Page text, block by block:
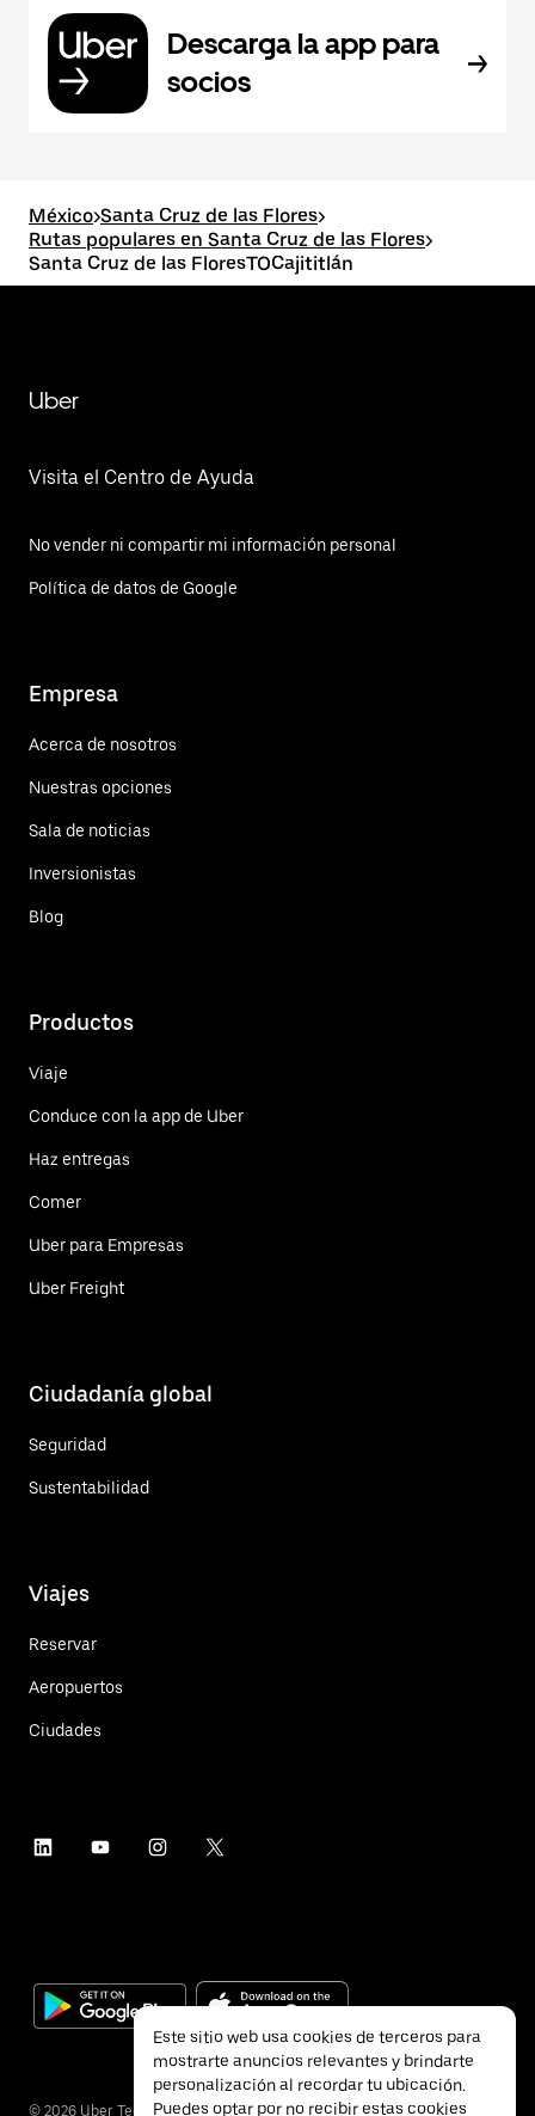
Descarga la app para
socios
México>Santa Cruz de las Flores>
Rutas populares en Santa Cruz de las Flores>
Santa Cruz de las FloresTOCajititlán
Uber
Visita el Centro de Ayuda
No vender ni compartir mi información personal
Política de datos de Google
Empresa
Acerca de nosotros
Nuestras opciones
Sala de noticias
Inversionistas
Blog
Productos
Viaje
Conduce con la app de Uber
Haz entregas
Comer
Uber para Empresas
Uber Freight
Ciudadanía global
Seguridad
Sustentabilidad
Viajes
Reservar
Aeropuertos
Ciudades
© 2026 Uber Technologies Inc.
Este sitio web usa cookies de terceros para
mostrarte anuncios relevantes y brindarte
personalización al recordar tu ubicación.
Puedes optar por no recibir estas cookies